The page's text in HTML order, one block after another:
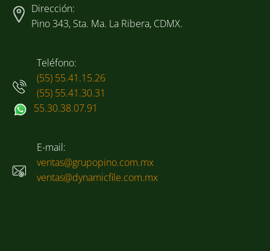
Dirección:
Pino 343, Sta. Ma. La Ribera, CDMX.
Teléfono:
(55) 55.41.15.26
(55) 55.41.30.31
55.30.38.07.91
E-mail:
ventas@grupopino.com.mx
ventas@dynamicfile.com.mx